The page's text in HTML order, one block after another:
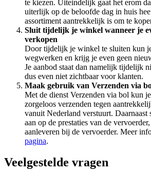
te kiezen. Uiteindelijk gaat het erom
uiterlijk op de beloofde dag in huis
assortiment aantrekkelijk is om te
Sluit tijdelijk je winkel wanneer je
verkopen
Door tijdelijk je winkel te sluiten kun
wegwerken en krijg je even geen
Je aanbod staat dan namelijk tijdelijk
dus even niet zichtbaar voor klanten.
Maak gebruik van Verzenden via
Met de dienst Verzenden via bol kun
zorgeloos verzenden tegen
vanuit Nederland verstuurt. Daarnaast
aan op de prestaties van de
aanleveren bij de vervoerder. Meer
pagina.
Veelgestelde vragen